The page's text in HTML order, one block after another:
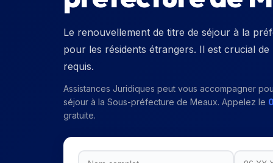
Le renouvellement de titre de séjour à la
pour les résidents étrangers. Il est crucial
requis.
Assistances Juridiques peut vous accompagner
séjour à la Sous-préfecture de Meaux. Appelez le
gratuite.